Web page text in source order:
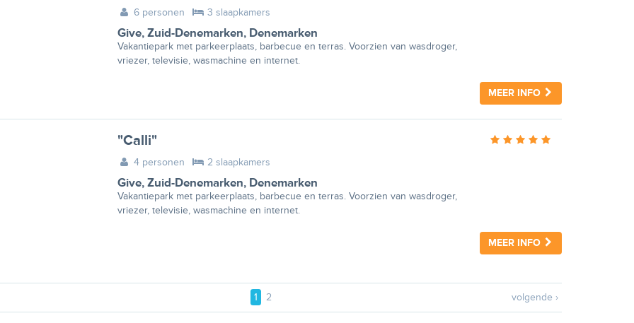
6 personen 3 slaapkamers
Give, Zuid-Denemarken, Denemarken
Vakantiepark met parkeerplaats, barbecue en terras. Voorzien van wasdroger,
vriezer, televisie, wasmachine en internet.
MEER INFO
"Calli"
4 personen 2 slaapkamers
Give, Zuid-Denemarken, Denemarken
Vakantiepark met parkeerplaats, barbecue en terras. Voorzien van wasdroger,
vriezer, televisie, wasmachine en internet.
MEER INFO
1 2 volgende ›